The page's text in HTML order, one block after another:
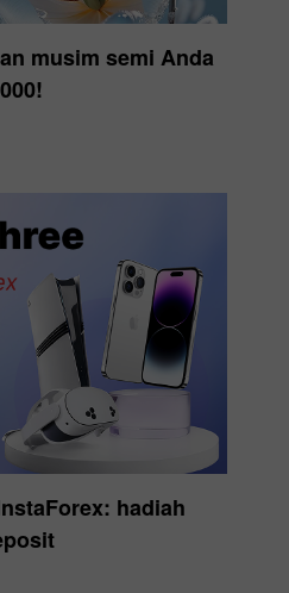
musim semi Anda
hadiah